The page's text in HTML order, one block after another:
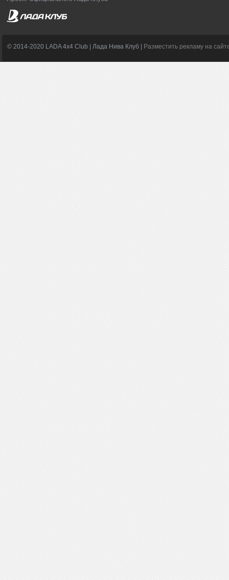
© 2014-2020 LADA 4x4 Club | Лада Нива Клуб | Разместить рекламу на